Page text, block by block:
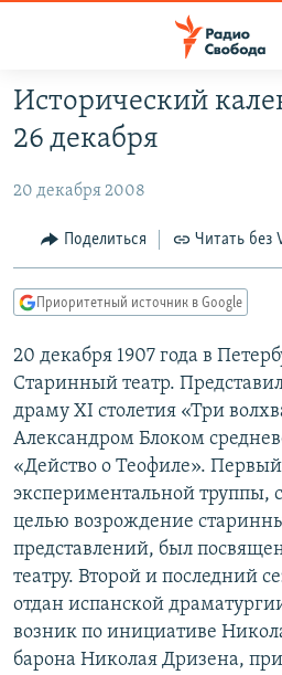
упрощенного
доступа
содержанию
Вернутся
навигации
Вернутся
поиску
ПРОГРАММЫ
ПОДКАСТЫ
АВТОРСКИЕ ПРОЕКТЫ
ЦИТАТЫ СВОБОДЫ
КУЛЬТУРА
IDEL.РЕАЛИИ
КАВКАЗ.РЕАЛИИ
СЕВЕР.РЕАЛИИ
СИБИРЬ.РЕАЛИИ
РАСПИСАНИЕ ВЕЩАНИЯ
ПОДПИШИТЕСЬ НА РАССЫЛКУ
СОЦИАЛЬНЫЕ СЕТИ
Исторический
26 декабря
20 декабря 2008
Поделиться Читать без
Приоритетный источник в Google
20 декабря 1907 года в
Старинный театр.
драму XI столетия «Три
Александром Блоком
«Действо о Теофиле». Первый
экспериментальной труппы,
целью возрождение
представлений, был
театру. Второй и последний
отдан испанской
возник по инициативе
барона Николая Дризена,